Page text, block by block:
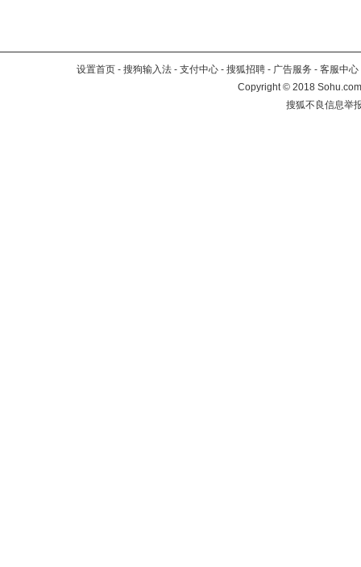
设置首页 - 搜狗输入法 - 支付中心 - 搜狐招聘 - 广告服务 - 客服中心
Copyright©2018
搜狐不良信息举